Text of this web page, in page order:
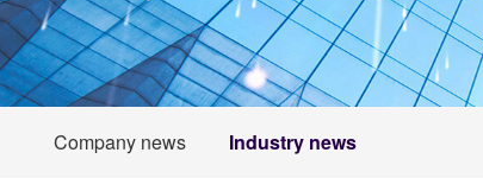
Company news Industry news